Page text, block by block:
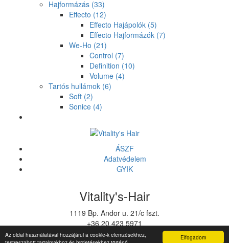
Elfogadom
Az oldal használatával hozzájárul a cookie-k elemzésekhez,
Hajformázás (33)
Effecto (12)
Effecto Hajápolók (5)
Effecto Hajformázók (7)
We-Ho (21)
Control (7)
Definition (10)
Volume (4)
Tartós hullámok (6)
Soft (2)
Sonice (4)
ÁSZF
Adatvédelem
GYIK
Vitality's-Hair
1119 Bp. Andor u. 21/c fszt.
+36 20 423 5971
vitalitys@vitalitys.hu